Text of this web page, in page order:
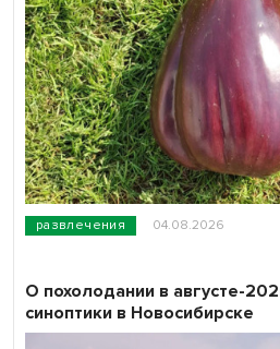
развлечения 04.08.2026
О похолодании в августе-
синоптики в Новосибирске